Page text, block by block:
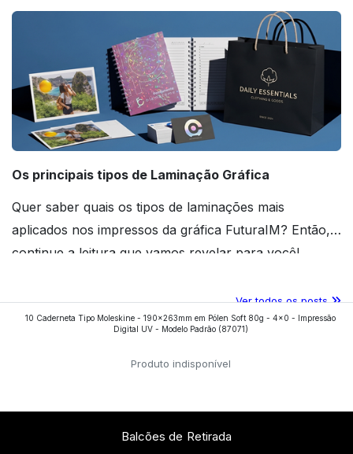
Os principais tipos de Laminação Gráfica
Quer saber quais os tipos de laminações mais
aplicados nos impressos da gráfica FuturaIM? Então,
continue a leitura que vamos revelar para você!
Ver todos os posts
10 Caderneta Tipo Moleskine - 190x263mm em Pólen Soft 80g - 4x0 - Impressão
Digital UV - Modelo Padrão(87071)
Produto indisponível
Balcões de Retirada